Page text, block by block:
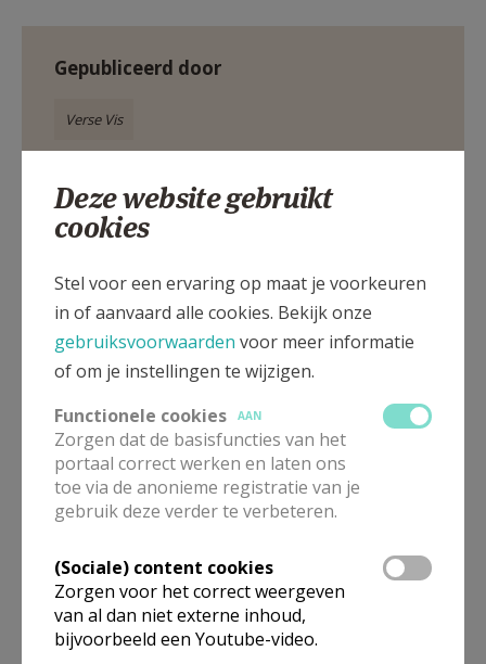
Gepubliceerd door
Verse Vis
Meer
Wereldkerk
Inspiratie
IJD Wereldjongerendagen
Tweede Wereldoorlog
Deze website gebruikt
cookies
Stel voor een ervaring op maat je voorkeuren
in of aanvaard alle cookies. Bekijk onze
gebruiksvoorwaarden voor meer informatie
of om je instellingen te wijzigen.
Functionele cookies
AAN
Zorgen dat de basisfuncties van het
portaal correct werken en laten ons
toe via de anonieme registratie van je
gebruik deze verder te verbeteren.
(Sociale) content cookies
Zorgen voor het correct weergeven
van al dan niet externe inhoud,
bijvoorbeeld een Youtube-video.